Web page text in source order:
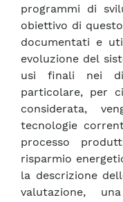
programmi di
obiettivo di
documentati e
evoluzione del
usi finali nei
particolare, per
considerata,
tecnologie
processo
risparmio
la descrizione
valutazione,